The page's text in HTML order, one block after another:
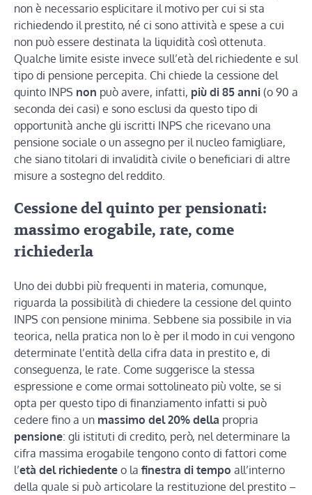
non è necessario esplicitare il motivo per cui si sta
richiedendo il prestito, né ci sono attività e spese a cui
non può essere destinata la liquidità così ottenuta.
Qualche limite esiste invece sull’età del richiedente e sul
tipo di pensione percepita. Chi chiede la cessione del
quinto INPS non può avere, infatti, più di 85 anni (o 90 a
seconda dei casi) e sono esclusi da questo tipo di
opportunità anche gli iscritti INPS che ricevano una
pensione sociale o un assegno per il nucleo famigliare,
che siano titolari di invalidità civile o beneficiari di altre
misure a sostegno del reddito.
Cessione del quinto per pensionati:
massimo erogabile, rate, come
richiederla
Uno dei dubbi più frequenti in materia, comunque,
riguarda la possibilità di chiedere la cessione del quinto
INPS con pensione minima. Sebbene sia possibile in via
teorica, nella pratica non lo è per il modo in cui vengono
determinate l’entità della cifra data in prestito e, di
conseguenza, le rate. Come suggerisce la stessa
espressione e come ormai sottolineato più volte, se si
opta per questo tipo di finanziamento infatti si può
cedere fino a un massimo del 20% della propria
pensione: gli istituti di credito, però, nel determinare la
cifra massima erogabile tengono conto di fattori come
l’età del richiedente o la finestra di tempo all’interno
della quale si può articolare la restituzione del prestito –